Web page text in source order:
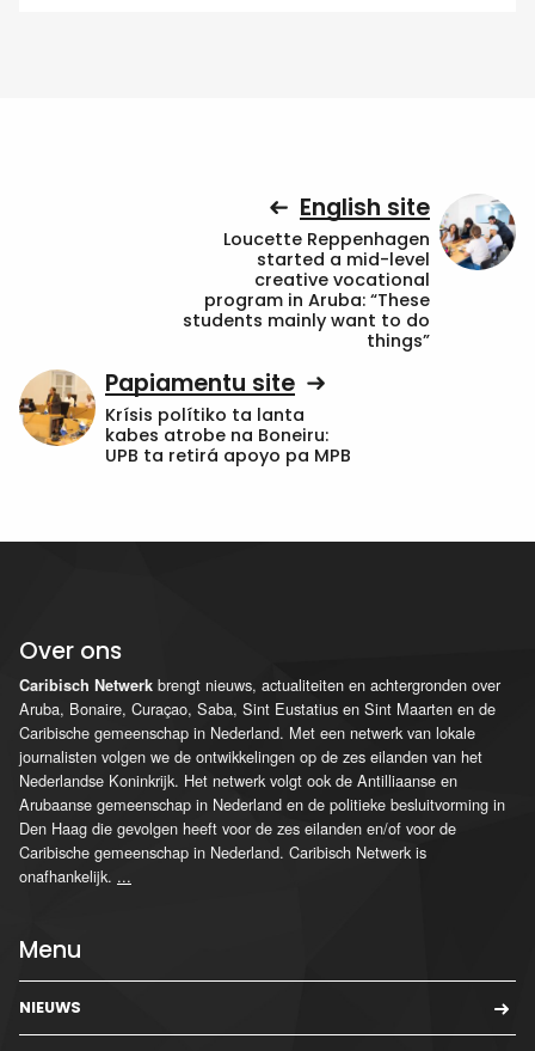
English site
Loucette Reppenhagen
started a mid-level
creative vocational
program in Aruba: “These
students mainly want to do
things”
Papiamentu site
Krísis polítiko ta lanta
kabes atrobe na Boneiru:
UPB ta retirá apoyo pa MPB
Over ons
Caribisch Netwerk brengt nieuws, actualiteiten en achtergronden over
Aruba, Bonaire, Curaçao, Saba, Sint Eustatius en Sint Maarten en de
Caribische gemeenschap in Nederland. Met een netwerk van lokale
journalisten volgen we de ontwikkelingen op de zes eilanden van het
Nederlandse Koninkrijk. Het netwerk volgt ook de Antilliaanse en
Arubaanse gemeenschap in Nederland en de politieke besluitvorming in
Den Haag die gevolgen heeft voor de zes eilanden en/of voor de
Caribische gemeenschap in Nederland. Caribisch Netwerk is
onafhankelijk. ...
Menu
NIEUWS